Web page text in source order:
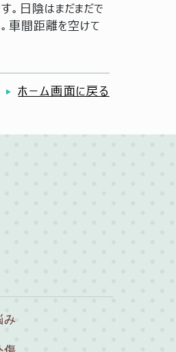
。日陰はまだまだで
車間距離を空けて
ホーム画面に戻る
み